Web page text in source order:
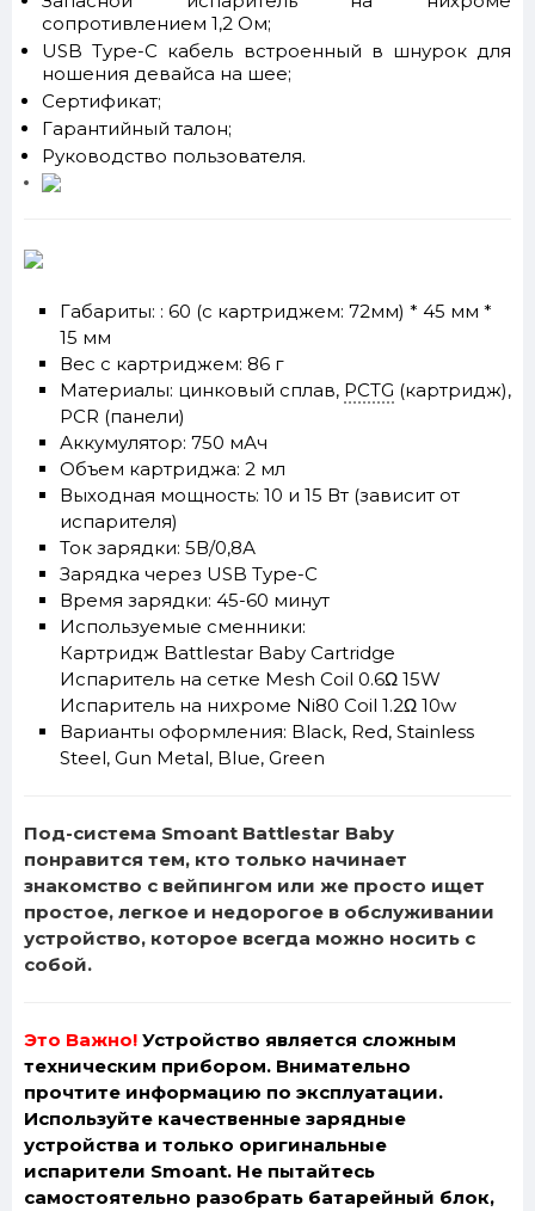
сопротивлением 1,2 Ом;
USB Type-C кабель встроенный в шнурок для
ношения девайса на шее;
Сертификат;
Гарантийный талон;
Руководство пользователя.
Габариты: : 60 (с картриджем: 72мм) * 45 мм *
15 мм
Вес с картриджем: 86 г
Материалы: цинковый сплав, PCTG (картридж),
PCR (панели)
Аккумулятор: 750 мАч
Объем картриджа: 2 мл
Выходная мощность: 10 и 15 Вт (зависит от
испарителя)
Ток зарядки: 5В/0,8А
Зарядка через USB Type-C
Время зарядки: 45-60 минут
Используемые сменники:
Картридж Battlestar Baby Cartridge
Испаритель на сетке Mesh Coil 0.6Ω 15W
Испаритель на нихроме Ni80 Coil 1.2Ω 10w
Варианты оформления: Black, Red, Stainless
Steel, Gun Metal, Blue, Green
Под-система Smoant Battlestar Baby
понравится тем, кто только начинает
знакомство с вейпингом или же просто ищет
простое, легкое и недорогое в обслуживании
устройство, которое всегда можно носить с
собой.
Это Важно! Устройство является сложным
техническим прибором. Внимательно
прочтите информацию по эксплуатации.
Используйте качественные зарядные
устройства и только оригинальные
испарители Smoant. Не пытайтесь
самостоятельно разобрать батарейный блок,